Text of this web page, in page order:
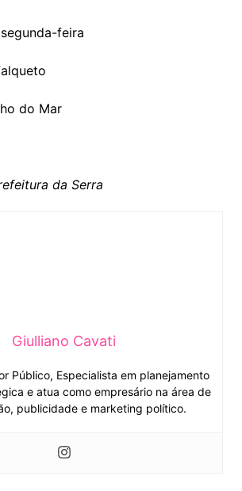
feira
do Mar
da Serra
Giulliano Cavati
Público, Especialista em planejamento
e atua como empresário na área de
publicidade e marketing político.